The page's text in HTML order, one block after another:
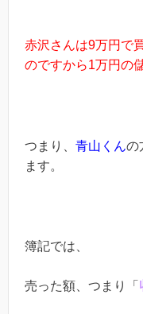
赤沢さんは9万円で
のですから1万円の
つまり、 青山くんの
ます。
簿記では、
売った額、つまり「